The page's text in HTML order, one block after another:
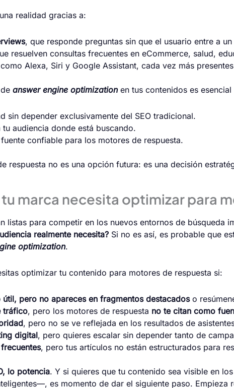
realidad gracias a:
, que responde preguntas sin que el usuario entre a
resuelven consultas frecuentes en eCommerce, salud,
Alexa, Siri y Google Assistant, cada vez más
answer engine optimizationen tus contenidos es esencial
sin depender exclusivamente del SEO tradicional.
tu audiencia donde está buscando.
confiable para los motores de respuesta.
respuesta no es una opción futura: es una decisión
marca necesita optimizar para
listas para competir en los nuevos entornos de búsqueda
realmente necesita? Si no es así, es probable que
optimization.
optimizar tu contenido para motores de respuesta si:
útil, pero no apareces en fragmentos destacadoso
tráfico, pero los motores de respuesta no te citan como
, pero no se ve reflejada en los resultados de
digital, pero quieres escalar sin depender tanto de
, pero tus artículos no están estructurados para
lo potencia. Y si quieres que tu contenido sea visible en
es momento de dar el siguiente paso.